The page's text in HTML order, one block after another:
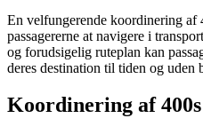
En velfungerende koordinering af
passagererne at navigere i
og forudsigelig ruteplan kan
deres destination til tiden og uden
Koordinering af